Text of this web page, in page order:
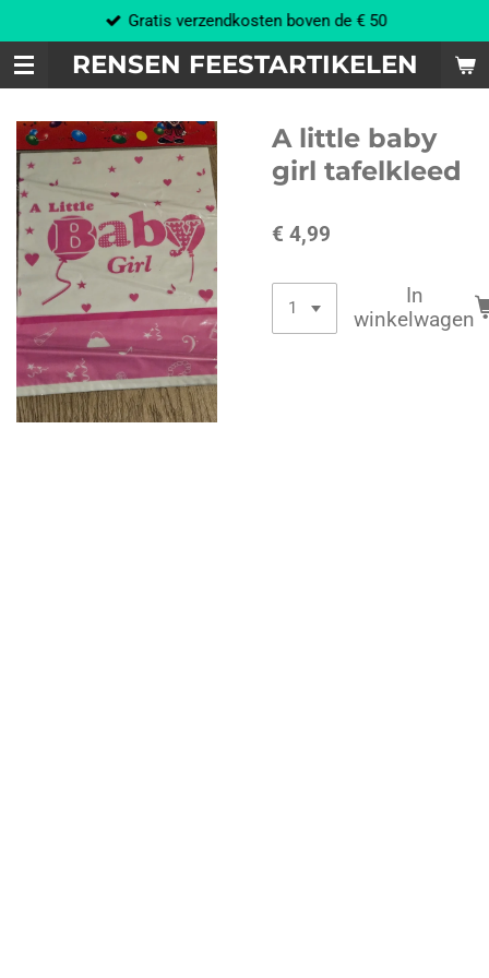
direct
naar
de
hoofdinhoud
RENSEN FEESTARTIKELEN
Gratis verzendkosten boven de € 50
A little baby
girl tafelkleed
€ 4,99
In
winkelwagen